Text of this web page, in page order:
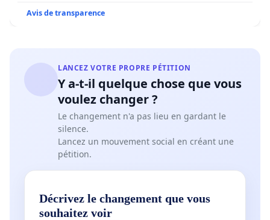
Avis de transparence
LANCEZ VOTRE PROPRE PÉTITION
Y a-t-il quelque chose que vous
voulez changer ?
Le changement n'a pas lieu en gardant le
silence.
Lancez un mouvement social en créant une
pétition.
Décrivez le changement que vous
souhaitez voir